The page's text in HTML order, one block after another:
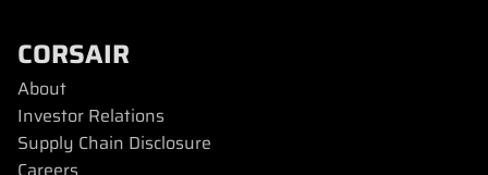
CORSAIR
About
Investor Relations
Supply Chain Disclosure